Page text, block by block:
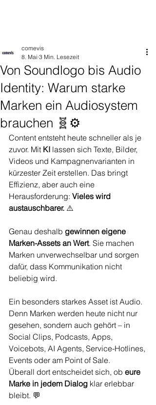
Von Soundlogo bis Audio
Identity: Warum starke
Marken ein Audiosystem
brauchen 🧬⚙️
comevis
8. Mai 3 Min. Lesezeit
Content entsteht heute schneller als je
zuvor. Mit KI lassen sich Texte, Bilder,
Videos und Kampagnenvarianten in
kürzester Zeit erstellen. Das bringt
Effizienz, aber auch eine
Herausforderung: Vieles wird
austauschbarer. ⚠️
Genau deshalb gewinnen eigene
Marken-Assets an Wert. Sie machen
Marken unverwechselbar und sorgen
dafür, dass Kommunikation nicht
beliebig wird.
Ein besonders starkes Asset ist Audio.
Denn Marken werden heute nicht nur
gesehen, sondern auch gehört – in
Social Clips, Podcasts, Apps,
Voicebots, AI Agents, Service-Hotlines,
Events oder am Point of Sale.
Überall dort entscheidet sich, ob eure
Marke in jedem Dialog klar erlebbar
bleibt. 💬